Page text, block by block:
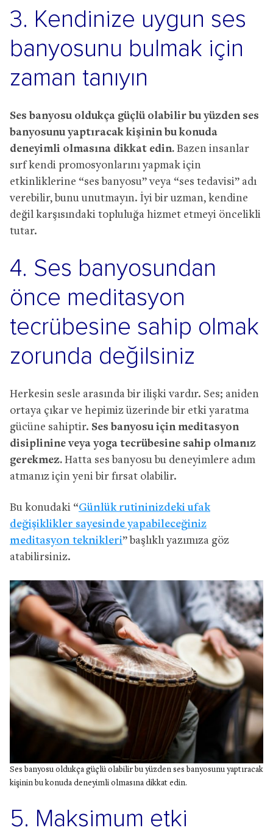
3. Kendinize uygun ses
banyosunu bulmak için
zaman tanıyın
Ses banyosu oldukça güçlü olabilir bu yüzden ses
banyosunu yaptıracak kişinin bu konuda
deneyimli olmasına dikkat edin. Bazen insanlar
sırf kendi promosyonlarını yapmak için
etkinliklerine “ses banyosu” veya “ses tedavisi” adı
verebilir, bunu unutmayın. İyi bir uzman, kendine
değil karşısındaki topluluğa hizmet etmeyi öncelikli
tutar.
4. Ses banyosundan
önce meditasyon
tecrübesine sahip olmak
zorunda değilsiniz
Herkesin sesle arasında bir ilişki vardır. Ses; aniden
ortaya çıkar ve hepimiz üzerinde bir etki yaratma
gücüne sahiptir. Ses banyosu için meditasyon
disiplinine veya yoga tecrübesine sahip olmanız
gerekmez. Hatta ses banyosu bu deneyimlere adım
atmanız için yeni bir fırsat olabilir.
Bu konudaki “Günlük rutininizdeki ufak
değişiklikler sayesinde yapabileceğiniz
meditasyon teknikleri” başlıklı yazımıza göz
atabilirsiniz.
Ses banyosu oldukça güçlü olabilir bu yüzden ses banyosunu yaptıracak
kişinin bu konuda deneyimli olmasına dikkat edin.
5. Maksimum etki